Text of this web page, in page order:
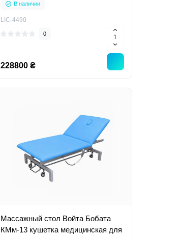
В наличии
LIC-4490
0
228800 ₴
Массажный стол Войта Бобата
КМм-13 кушетка медицинская для